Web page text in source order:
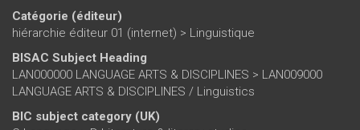
Catégorie (éditeur)
hiérarchie éditeur 01 (internet) > Linguistique
BISAC Subject Heading
LAN000000 LANGUAGE ARTS & DISCIPLINES > LAN009000
LANGUAGE ARTS & DISCIPLINES / Linguistics
BIC subject category (UK)